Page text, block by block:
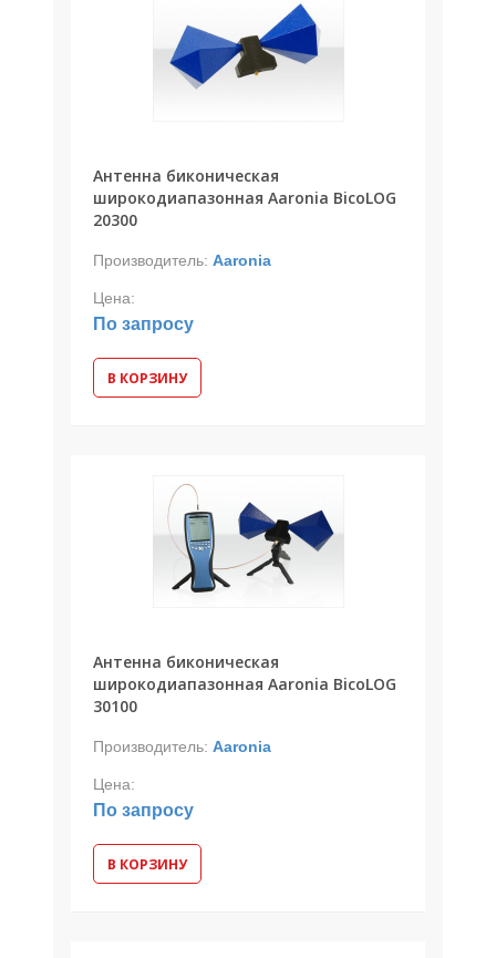
Антенна биконическая
широкодиапазонная Aaronia BicoLOG
20300
Производитель: Aaronia
Цена:
По запросу
В КОРЗИНУ
Антенна биконическая
широкодиапазонная Aaronia BicoLOG
30100
Производитель: Aaronia
Цена:
По запросу
В КОРЗИНУ